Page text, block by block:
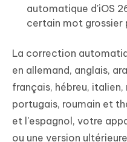
automatique d'iOS
certain mot grossier
La correction
en allemand, anglais,
français, hébreu,
portugais, roumain et
et l'espagnol, votre
ou une version